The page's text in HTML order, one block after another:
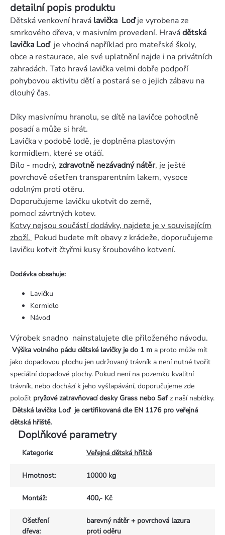
detailní popis produktu
Dětská venkovní hravá lavička Loďje vyrobena ze
smrkového dřeva, v masivním provedení. Hravádětská
lavička Loď je vhodná například pro mateřské školy,
obce a restaurace, ale své uplatnění najde i na privátních
zahradách. Tato hravá lavička velmi dobře podpoří
pohybovou aktivitu dětí a postará se o jejich zábavu na
dlouhý čas.
Díky masivnímu hranolu, se dítě na lavičce pohodlně
posadí a může si hrát.
Lavička v podobě lodě, je doplněna plastovým
kormidlem, které se otáčí.
Bílo - modrý, zdravotně nezávadný nátěr, je ještě
povrchově ošetřen transparentním lakem, vysoce
odolným proti otěru.
Doporučujeme lavičku ukotvit do země,
pomocí závrtných kotev.
Kotvy nejsou součástí dodávky, najdete je v souvisejícím
zboží. Pokud budete mít obavy z krádeže, doporučujeme
lavičku kotvit čtyřmi kusy šroubového kotvení.
Dodávka obsahuje:
Lavičku
Kormidlo
Návod
Výrobek snadno nainstalujete dle přiloženého návodu.
Výška volného pádu dětské lavičky je do 1 m a proto může mít
jako dopadovou plochu jen udržovaný trávník a není nutné tvořit
speciální dopadové plochy. Pokud není na pozemku kvalitní
trávník, nebo dochází k jeho vyšlapávání, doporučujeme zde
položit pryžové zatravňovací desky Grass nebo Safz naší nabídky.
Dětská lavička Loď je certifikovaná dle EN 1176 pro veřejná
dětská hřiště.
Doplňkové parametry
Kategorie: Veřejná dětská hřiště
Hmotnost: 10000 kg
Montáž: 400,- Kč
Ošetření
dřeva:
barevný nátěr + povrchová lazura
proti oděru